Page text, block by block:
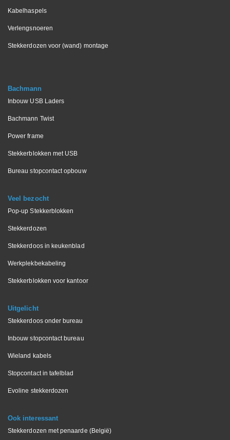
Kabelhaspels
Verlengsnoeren
Stekkerdozen voor (wand) montage
Bachmann
Inbouw USB Laders
Bachmann Twist
Power frame
Stekkerblokken met USB
Bureau stopcontact opbouw
Veel bezocht
Pop-up Stekkerblokken
Stekkerdozen
Stekkerdoos in keukenblad
Werkplekbekabeling
Stekkerblokken voor kantoor
Uitgelicht
Stekkerdoos onder bureau
Inbouw stopcontact bureau
Wieland kabels
Stopcontact in tafelblad
Evoline stekkerdozen
Ook interessant
Stekkerdozen met penaarde (België)